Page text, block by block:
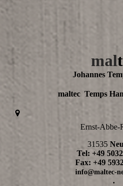
mal
Johannes
maltec Temps
Ernst-Abbe-
31535
Tel: +49
Fax: +49
info@maltec-
.